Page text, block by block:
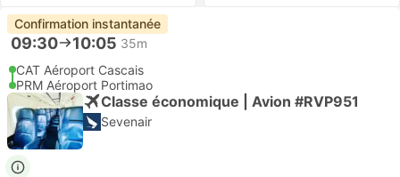
Confirmation instantanée
09:30 10:05 35m
CAT Aéroport Cascais
PRM Aéroport Portimao
Classe économique | Avion #RVP951
Sevenair